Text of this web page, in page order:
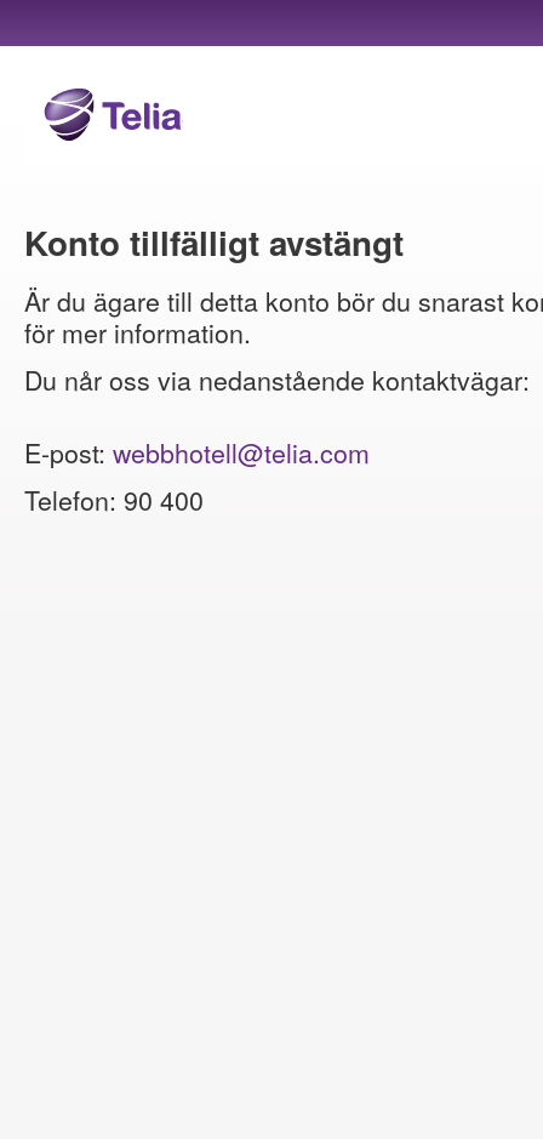
Konto tillfälligt avstängt
Är du ägare till detta konto bör du snarast
för mer information.
Du når oss via nedanstående kontaktvägar:
E-post: webbhotell@telia.com
Telefon: 90 400